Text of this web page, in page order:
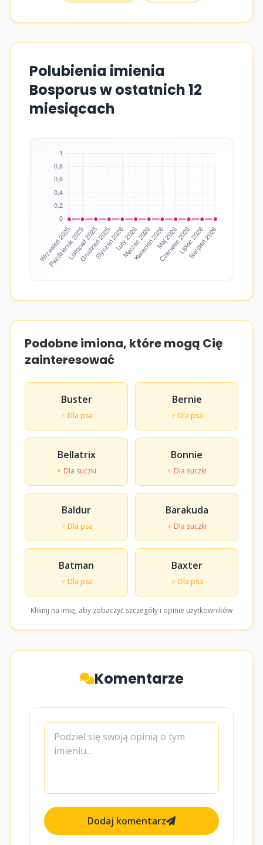
Polubienia imienia
Bosporus w ostatnich 12
miesiącach
Podobne imiona, które mogą Cię
zainteresować
Buster
♂ Dla psa
Bernie
♂ Dla psa
Bellatrix
♀ Dla suczki
Bonnie
♀ Dla suczki
Baldur
♂ Dla psa
Barakuda
♀ Dla suczki
Batman
♂ Dla psa
Baxter
♂ Dla psa
Kliknij na imię, aby zobaczyć szczegóły i opinie użytkowników
Komentarze
Dodaj komentarz